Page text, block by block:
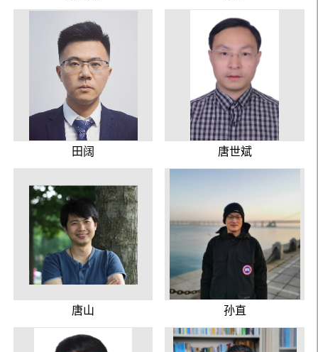
田阔 唐世斌
唐山 孙直